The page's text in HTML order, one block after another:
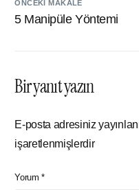
ÖNCEKI MAKALE
5 Manipüle Yöntemi
Bir yanıt yazın
E-posta adresiniz
işaretlenmişlerdir
Yorum*